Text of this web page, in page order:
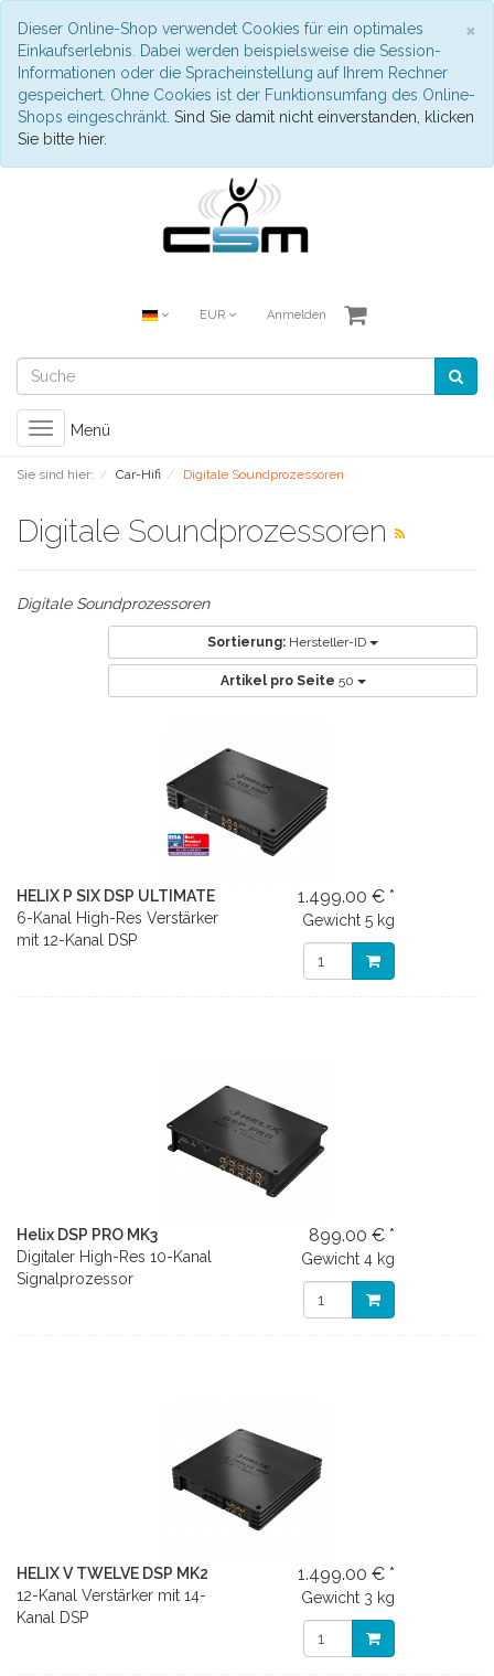
×
Dieser Online-Shop verwendet Cookies für ein optimales
Einkaufserlebnis. Dabei werden beispielsweise die Session-
Informationen oder die Spracheinstellung auf Ihrem Rechner
gespeichert. Ohne Cookies ist der Funktionsumfang des Online-
Shops eingeschränkt. Sind Sie damit nicht einverstanden, klicken
Sie bitte hier.
EUR Anmelden
Toggle
navigation
Menü
Sie sind hier: Car-Hifi Digitale Soundprozessoren
Digitale Soundprozessoren
Digitale Soundprozessoren
Sortierung: Hersteller-ID
Artikel pro Seite 50
HELIX P SIX DSP ULTIMATE
6-Kanal High-Res Verstärker
mit 12-Kanal DSP
1.499.00 € *
Gewicht 5 kg
Helix DSP PRO MK3
Digitaler High-Res 10-Kanal
Signalprozessor
899.00 € *
Gewicht 4 kg
HELIX V TWELVE DSP MK2
12-Kanal Verstärker mit 14-
Kanal DSP
1.499.00 € *
Gewicht 3 kg